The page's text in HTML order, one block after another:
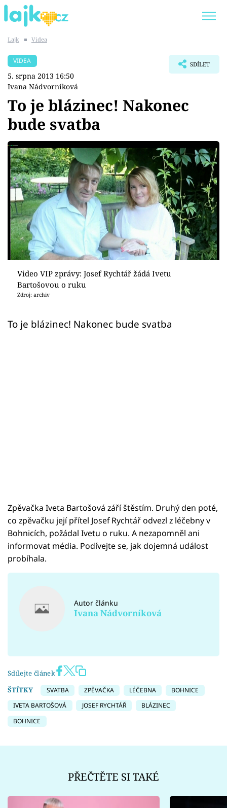
SHOPAHOLICADEL
Témata
Showbyznys
Youtubeři
Virály
Sex a vztahy
Videa
Sledujte prima+
Lajk ■ Videa
VIDEA
5. srpna 2013 16:50
Ivana Nádvorníková
SDÍLET
To je blázinec! Nakonec
bude svatba
Video VIP zprávy: Josef Rychtář žádá Ivetu
Bartošovou o ruku
Zdroj: archiv
To je blázinec! Nakonec bude svatba
Zpěvačka Iveta Bartošová září štěstím. Druhý den poté,
co zpěvačku její přítel Josef Rychtář odvezl z léčebny v
Bohnicích, požádal Ivetu o ruku. A nezapomněl ani
informovat média. Podívejte se, jak dojemná událost
probíhala.
Autor článku
Ivana Nádvorníková
Sdílejte článek
ŠTÍTKY
SVATBA ZPĚVAČKA LÉČEBNA
BOHNICE
IVETA BARTOŠOVÁ
JOSEF RYCHTÁŘ
BLÁZINEC
BOHNICE
PŘEČTĚTE SI TAKÉ